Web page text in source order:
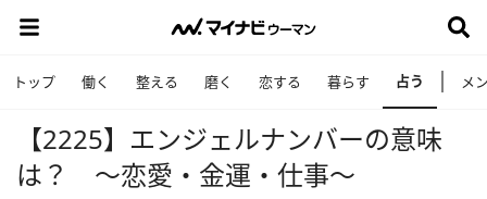
トップ 働く 整える 磨く 恋する 暮らす 占う メ
【2225】エンジェルナンバーの意味
は？ ～恋愛・金運・仕事～